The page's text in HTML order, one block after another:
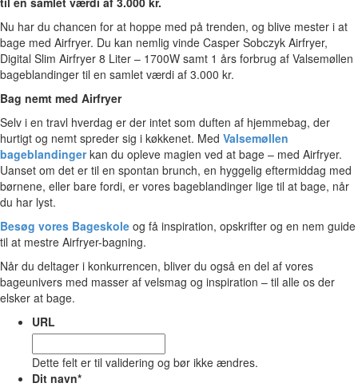
Nu har du chancen for at hoppe med på trenden, og blive mester i at
bage med Airfryer. Du kan nemlig vinde Casper Sobczyk Airfryer,
Digital Slim Airfryer 8 Liter – 1700W samt 1 års forbrug af Valsemøllen
bageblandinger til en samlet værdi af 3.000 kr.
Bag nemt med Airfryer
Selv i en travl hverdag er der intet som duften af hjemmebag, der
hurtigt og nemt spreder sig i køkkenet. Med Valsemøllen
bageblandingerkan du opleve magien ved at bage – med Airfryer.
Uanset om det er til en spontan brunch, en hyggelig eftermiddag med
børnene, eller bare fordi, er vores bageblandinger lige til at bage, når
du har lyst.
Besøg vores Bageskole og få inspiration, opskrifter og en nem guide
til at mestre Airfryer-bagning.
Når du deltager i konkurrencen, bliver du også en del af vores
bageunivers med masser af velsmag og inspiration – til alle os der
elsker at bage.
URL
Dette felt er til validering og bør ikke ændres.
Dit navn*